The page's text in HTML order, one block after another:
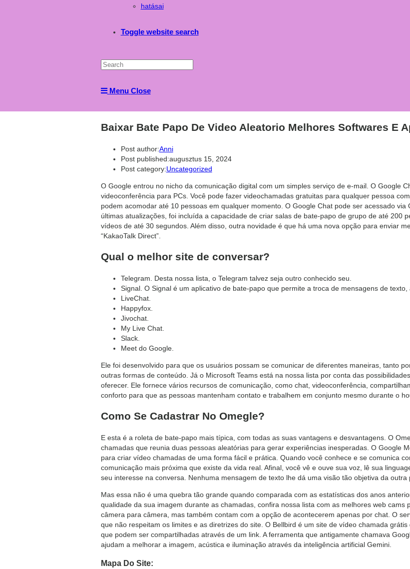
hatásai
Toggle website search
Menu Close
Baixar Bate Papo De Video Aleatorio Melhores Softwares E
Post author:Anni
Post published:augusztus 15, 2024
Post category:Uncategorized
O Google entrou no nicho da comunicação digital com um simples serviço de e-mail. O Google
videoconferência para PCs. Você pode fazer videochamadas gratuitas para qualquer pessoa
podem acomodar até 10 pessoas em qualquer momento. O Google Chat pode ser acessado
últimas atualizações, foi incluída a capacidade de criar salas de bate-papo de grupo de até 200
vídeos de até 30 segundos. Além disso, outra novidade é que há uma nova opção para enviar
“KakaoTalk Direct”.
Qual o melhor site de conversar?
Telegram. Desta nossa lista, o Telegram talvez seja outro conhecido seu.
Signal. O Signal é um aplicativo de bate-papo que permite a troca de mensagens de texto,
LiveChat.
Happyfox.
Jivochat.
My Live Chat.
Slack.
Meet do Google.
Ele foi desenvolvido para que os usuários possam se comunicar de diferentes maneiras, tanto
outras formas de conteúdo. Já o Microsoft Teams está na nossa lista por conta das
oferecer. Ele fornece vários recursos de comunicação, como chat, videoconferência,
conforto para que as pessoas mantenham contato e trabalhem em conjunto mesmo durante o
Como Se Cadastrar No Omegle?
E esta é a roleta de bate-papo mais típica, com todas as suas vantagens e desvantagens. O
chamadas que reunia duas pessoas aleatórias para gerar experiências inesperadas. O Google
para criar vídeo chamadas de uma forma fácil e prática. Quando você conhece e se comunica
comunicação mais próxima que existe da vida real. Afinal, você vê e ouve sua voz, lê sua
seu interesse na conversa. Nenhuma mensagem de texto lhe dá uma visão tão objetiva da outra
Mas essa não é uma quebra tão grande quando comparada com as estatísticas dos anos
qualidade da sua imagem durante as chamadas, confira nossa lista com as melhores web cams
câmera para câmera, mas também contam com a opção de acontecerem apenas por chat. O
que não respeitam os limites e as diretrizes do site. O Bellbird é um site de vídeo chamada
que podem ser compartilhadas através de um link. A ferramenta que antigamente chamava
ajudam a melhorar a imagem, acústica e iluminação através da inteligência artificial Gemini.
Mapa Do Site: